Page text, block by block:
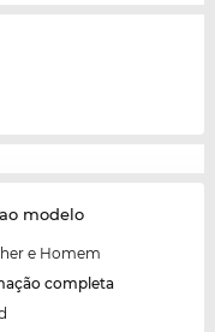
modelo
e Homem
completa